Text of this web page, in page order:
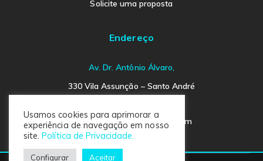
Solicite uma proposta
Endereço
Av. Dr. Antônio Álvaro,
330 Vila Assunção – Santo André
contact@businessindicator.com
Usamos cookies para aprimorar a
experiência de navegação em nosso
site.Política de Privacidade.
Configurar Aceitar